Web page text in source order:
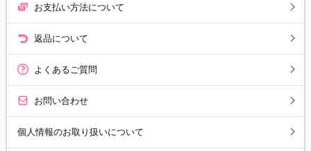
お支払い方法について
返品について
よくあるご質問
お問い合わせ
個人情報のお取り扱いについて